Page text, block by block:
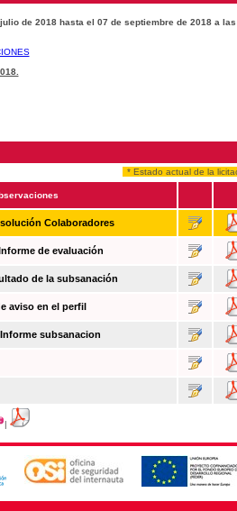
de 2018 hasta el 07 de septiembre de 2018 a las
* Estado actual de la
Colaboradores
de evaluación
de la subsanación
aviso en el perfil
subsanacion
|